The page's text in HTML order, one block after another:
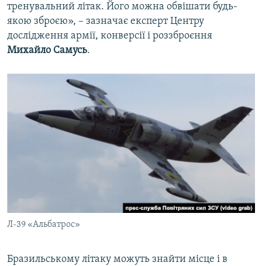
тренувальний літак. Його можна обвішати будь-
якою зброєю», – зазначає експерт Центру
дослідження армії, конверсії і роззброєння
Михайло Самусь.
Л-39 «Альбатрос»
Бразильському літаку можуть знайти місце і в